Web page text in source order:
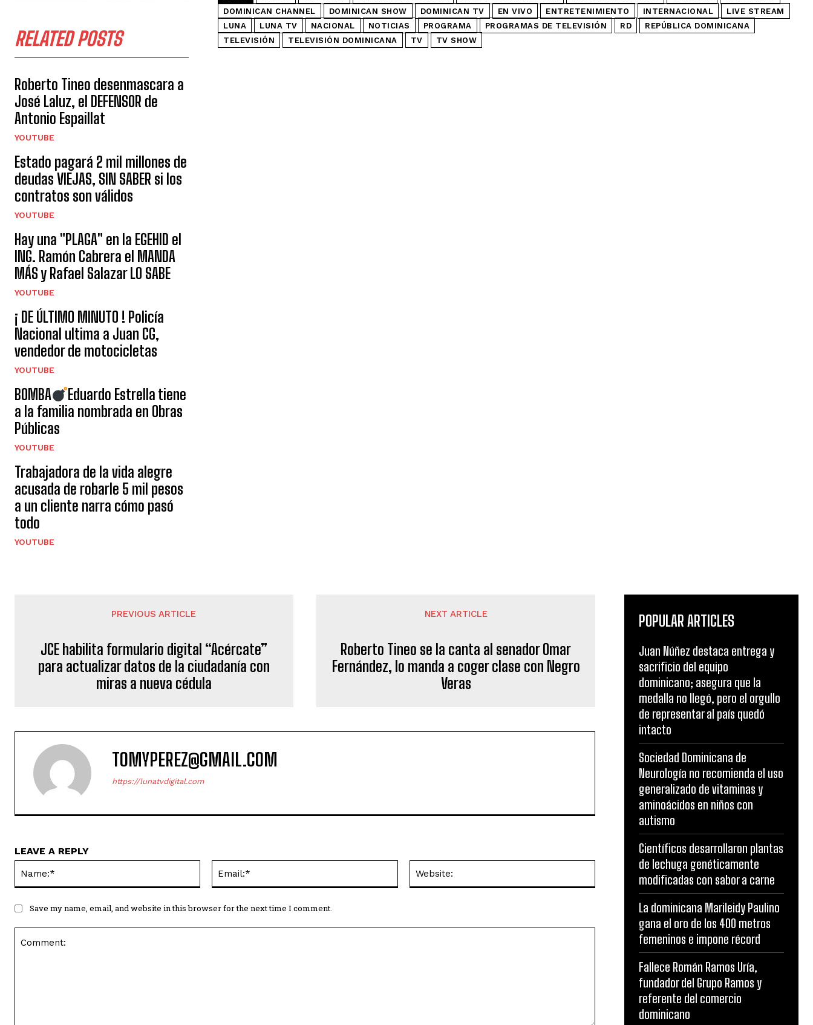
RELATED POSTS
Roberto Tineo desenmascara a
José Laluz, el DEFENSOR de
Antonio Espaillat
YOUTUBE
Estado pagará 2 mil millones de
deudas VIEJAS, SIN SABER si los
contratos son válidos
YOUTUBE
Hay una "PLAGA" en la EGEHID el
ING. Ramón Cabrera el MANDA
MÁS y Rafael Salazar LO SABE
YOUTUBE
¡ DE ÚLTIMO MINUTO ! Policía
Nacional ultima a Juan CG,
vendedor de motocicletas
YOUTUBE
BOMBA
Eduardo Estrella tiene
a la familia nombrada en Obras
Públicas
YOUTUBE
Trabajadora de la vida alegre
acusada de robarle 5 mil pesos
a un cliente narra cómo pasó
todo
YOUTUBE
DOMINICAN CHANNEL
DOMINICAN SHOW DOMINICAN TV EN VIVO ENTRETENIMIENTO INTERNACIONAL
LIVE STREAM
LUNA
LUNA TV NACIONAL NOTICIAS PROGRAMA PROGRAMAS DE TELEVISIÓN RD
REPÚBLICA DOMINICANA
TELEVISIÓN
TELEVISIÓN DOMINICANA TV TV SHOW
PREVIOUS ARTICLE
JCE habilita formulario digital “Acércate”
para actualizar datos de la ciudadanía con
miras a nueva cédula
NEXT ARTICLE
Roberto Tineo se la canta al senador Omar
Fernández, lo manda a coger clase con Negro
Veras
TOMYPEREZ@GMAIL.COM
https://lunatvdigital.com
LEAVE A REPLY
Save my name, email, and website in this browser for the next time I comment.
POPULAR ARTICLES
Juan Núñez destaca entrega y
sacrificio del equipo
dominicano; asegura que la
medalla no llegó, pero el orgullo
de representar al país quedó
intacto
Sociedad Dominicana de
Neurología no recomienda el uso
generalizado de vitaminas y
aminoácidos en niños con
autismo
Científicos desarrollaron plantas
de lechuga genéticamente
modificadas con sabor a carne
La dominicana Marileidy Paulino
gana el oro de los 400 metros
femeninos e impone récord
Fallece Román Ramos Uría,
fundador del Grupo Ramos y
referente del comercio
dominicano